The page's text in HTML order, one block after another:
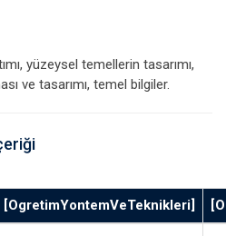
yüzeysel temellerin tasarımı,
ve tasarımı, temel bilgiler.
[OgretimYontemVeTeknikleri]